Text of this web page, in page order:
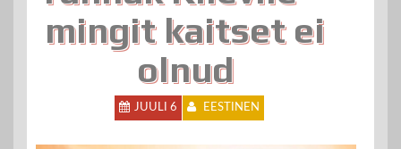
mingit kaitset ei
olnud
JUULI 6 EESTINEN